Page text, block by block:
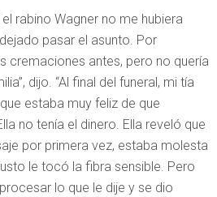
rabino Wagner no me hubiera
pasar el asunto. Por
cremaciones antes, pero no quería
dijo. “Al final del funeral, mi tía
estaba muy feliz de que
no tenía el dinero. Ella reveló que
por primera vez, estaba molesta
le tocó la fibra sensible. Pero
lo que le dije y se dio